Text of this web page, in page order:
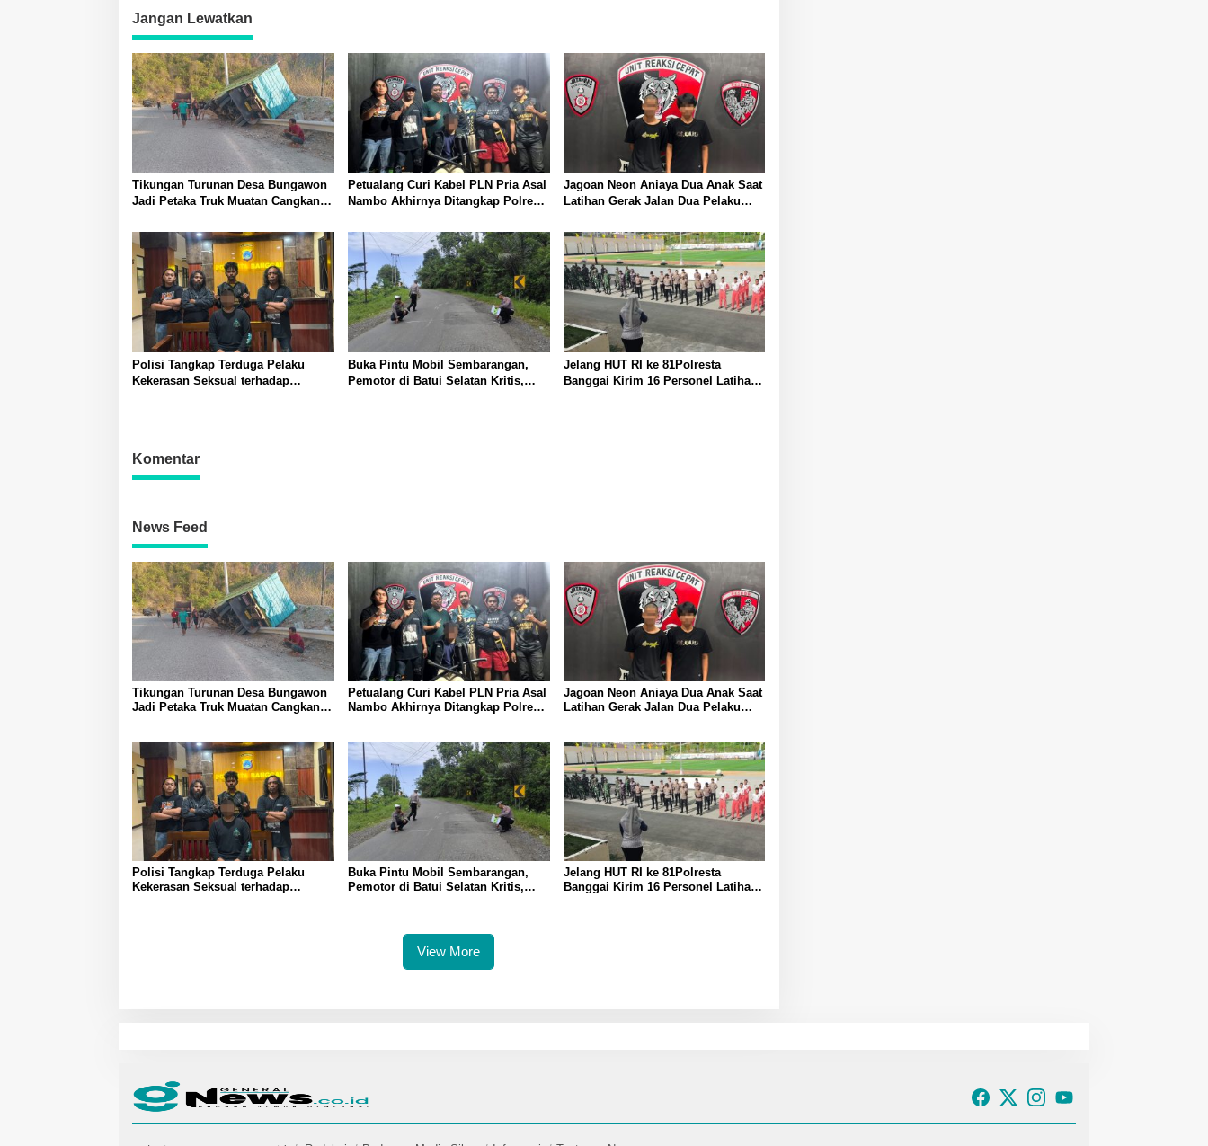
Jangan Lewatkan
Tikungan Turunan Desa Bungawon
Jadi Petaka Truk Muatan Cangkang
Petualang Curi Kabel PLN Pria Asal
Nambo Akhirnya Ditangkap Polresta
Jagoan Neon Aniaya Dua Anak Saat
Latihan Gerak Jalan Dua Pelaku
Polisi Tangkap Terduga Pelaku
Kekerasan Seksual terhadap
Buka Pintu Mobil Sembarangan,
Pemotor di Batui Selatan Kritis,
Jelang HUT RI ke 81Polresta
Banggai Kirim 16 Personel Latihan
Komentar
News Feed
Tikungan Turunan Desa Bungawon
Jadi Petaka Truk Muatan Cangkang
Petualang Curi Kabel PLN Pria Asal
Nambo Akhirnya Ditangkap Polresta
Jagoan Neon Aniaya Dua Anak Saat
Latihan Gerak Jalan Dua Pelaku
Polisi Tangkap Terduga Pelaku
Kekerasan Seksual terhadap
Buka Pintu Mobil Sembarangan,
Pemotor di Batui Selatan Kritis,
Jelang HUT RI ke 81Polresta
Banggai Kirim 16 Personel Latihan
View More